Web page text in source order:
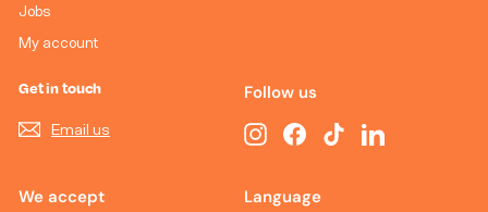
Jobs
My account
Get in touch
Email us
Follow us
InstagramFacebookTikTokLinkedIn
We accept Language